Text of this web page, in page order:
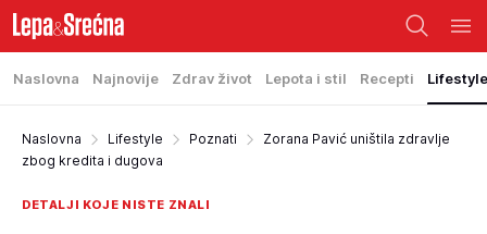
Naslovna Najnovije Zdrav život Lepota i stil Recepti Lifestyle
Naslovna Lifestyle Poznati
Zorana Pavić uništila zdravlje
zbog kredita i dugova
DETALJI KOJE NISTE ZNALI